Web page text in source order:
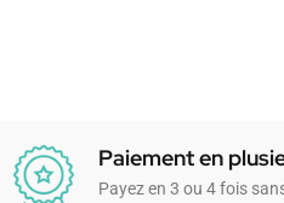
Paiement en
Payez en 3 ou 4 fois